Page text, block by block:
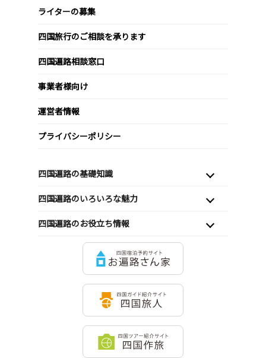
ライターの募集
四国旅行のご相談を承ります
四国遍路相談窓口
事業者様向け
運営者情報
プライバシーポリシー
四国遍路の基礎知識
四国遍路のいろいろな魅力
四国遍路のお役立ち情報